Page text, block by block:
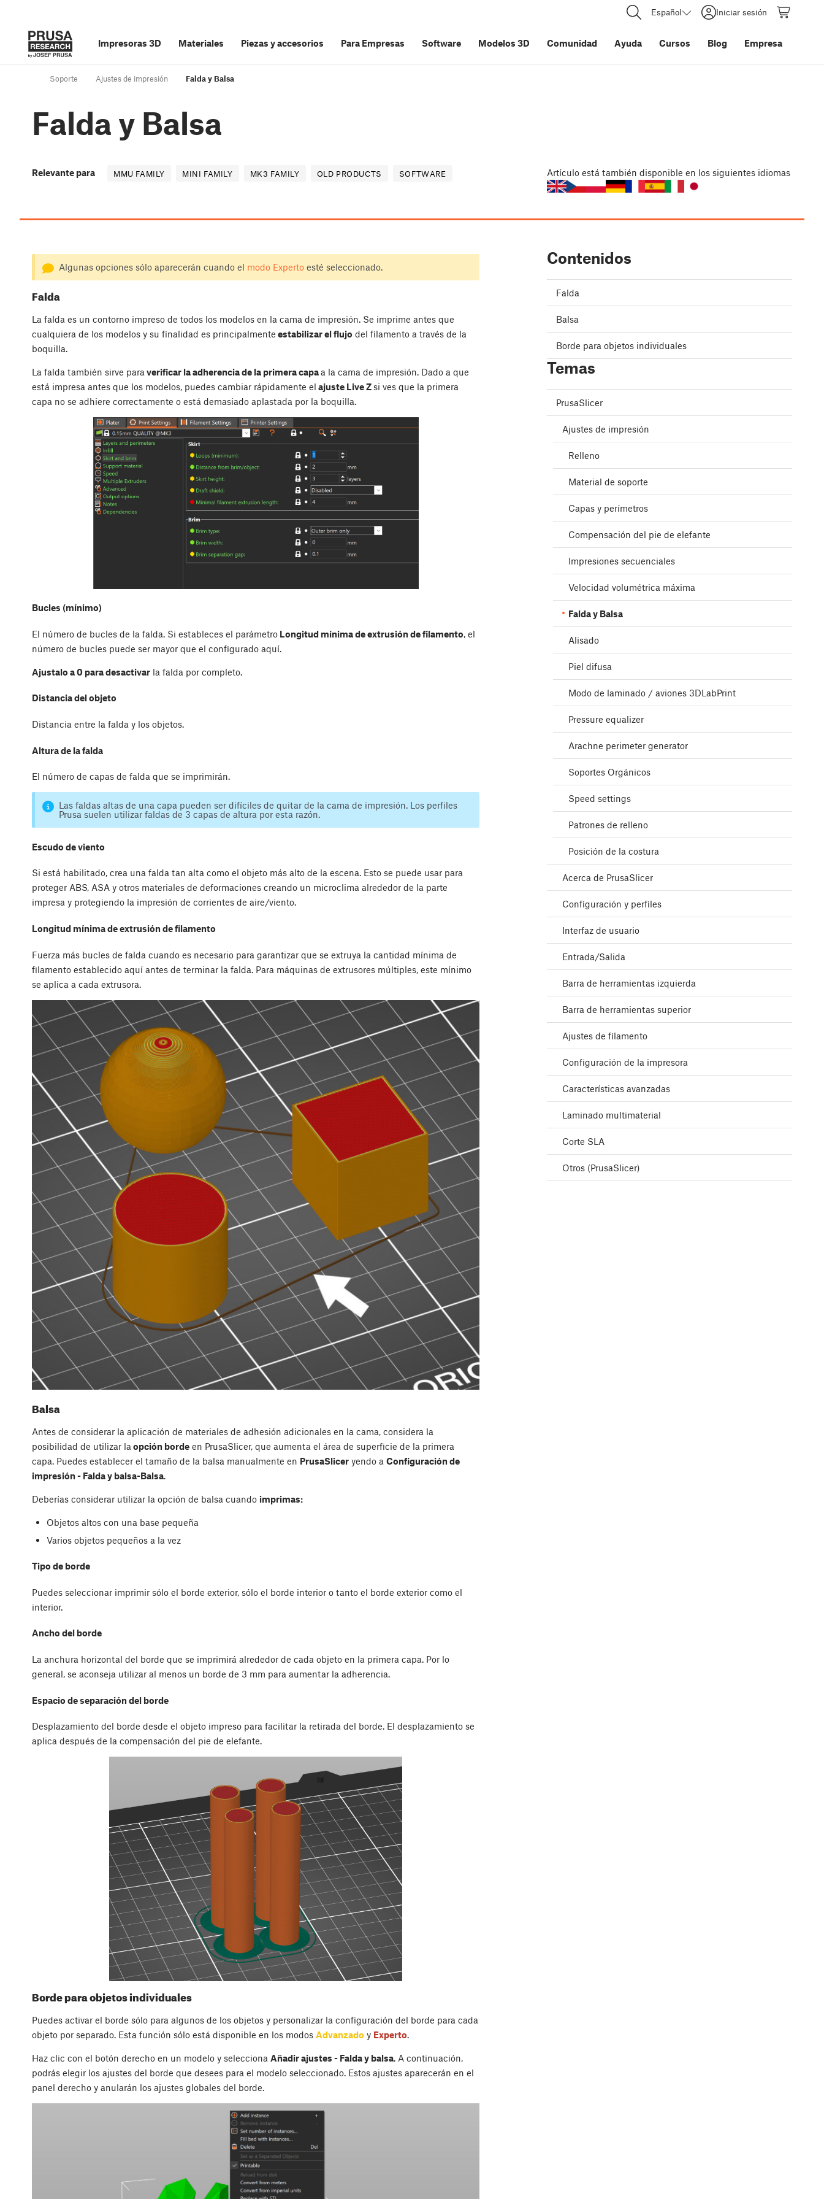
Español Iniciar sesión
Impresoras 3D Materiales Piezas y accesorios Para Empresas Software Modelos 3D Comunidad Ayuda Cursos Blog Empresa
Soporte Ajustes de impresión Falda y Balsa
Falda y Balsa
Relevante para MMU FAMILY MINI FAMILY MK3 FAMILY OLD PRODUCTS SOFTWARE Artículo está también disponible en los siguientes idiomas
Algunas opciones sólo aparecerán cuando el modo Expertoesté seleccionado.
Falda
La falda es un contorno impreso de todos los modelos en la cama de impresión. Se imprime antes que
cualquiera de los modelos y su finalidad es principalmente estabilizar el flujo del filamento a través de la
boquilla.
La falda también sirve para verificar la adherencia de la primera capaa la cama de impresión. Dado a que
está impresa antes que los modelos, puedes cambiar rápidamente el ajuste Live Zsi ves que la primera
capa no se adhiere correctamente o está demasiado aplastada por la boquilla.
Bucles (mínimo)
El número de bucles de la falda. Si estableces el parámetro Longitud mínima de extrusión de filamento, el
número de bucles puede ser mayor que el configurado aquí.
Ajustalo a 0 para desactivar la falda por completo.
Distancia del objeto
Distancia entre la falda y los objetos.
Altura de la falda
El número de capas de falda que se imprimirán.
Las faldas altas de una capa pueden ser difíciles de quitar de la cama de impresión. Los perfiles
Prusa suelen utilizar faldas de 3 capas de altura por esta razón.
Escudo de viento
Si está habilitado, crea una falda tan alta como el objeto más alto de la escena. Esto se puede usar para
proteger ABS, ASA y otros materiales de deformaciones creando un microclima alrededor de la parte
impresa y protegiendo la impresión de corrientes de aire/viento.
Longitud mínima de extrusión de filamento
Fuerza más bucles de falda cuando es necesario para garantizar que se extruya la cantidad mínima de
filamento establecido aquí antes de terminar la falda. Para máquinas de extrusores múltiples, este mínimo
se aplica a cada extrusora.
Balsa
Antes de considerar la aplicación de materiales de adhesión adicionales en la cama, considera la
posibilidad de utilizar la opción borde en PrusaSlicer, que aumenta el área de superficie de la primera
capa. Puedes establecer el tamaño de la balsa manualmente en PrusaSlicer yendo a Configuración de
impresión - Falda y balsa-Balsa.
Deberías considerar utilizar la opción de balsa cuando imprimas:
Objetos altos con una base pequeña
Varios objetos pequeños a la vez
Tipo de borde
Puedes seleccionar imprimir sólo el borde exterior, sólo el borde interior o tanto el borde exterior como el
interior.
Ancho del borde
La anchura horizontal del borde que se imprimirá alrededor de cada objeto en la primera capa. Por lo
general, se aconseja utilizar al menos un borde de 3 mm para aumentar la adherencia.
Espacio de separación del borde
Desplazamiento del borde desde el objeto impreso para facilitar la retirada del borde. El desplazamiento se
aplica después de la compensación del pie de elefante.
Borde para objetos individuales
Puedes activar el borde sólo para algunos de los objetos y personalizar la configuración del borde para cada
objeto por separado. Esta función sólo está disponible en los modos Advanzado y Experto.
Haz clic con el botón derecho en un modelo y selecciona Añadir ajustes - Falda y balsa. A continuación,
podrás elegir los ajustes del borde que desees para el modelo seleccionado. Estos ajustes aparecerán en el
panel derecho y anularán los ajustes globales del borde.
Contenidos
Falda
Balsa
Borde para objetos individuales
Temas
PrusaSlicer
Ajustes de impresión
Relleno
Material de soporte
Capas y perímetros
Compensación del pie de elefante
Impresiones secuenciales
Velocidad volumétrica máxima
Falda y Balsa
Alisado
Piel difusa
Modo de laminado / aviones 3DLabPrint
Pressure equalizer
Arachne perimeter generator
Soportes Orgánicos
Speed settings
Patrones de relleno
Posición de la costura
Acerca de PrusaSlicer
Configuración y perfiles
Interfaz de usuario
Entrada/Salida
Barra de herramientas izquierda
Barra de herramientas superior
Ajustes de filamento
Configuración de la impresora
Características avanzadas
Laminado multimaterial
Corte SLA
Otros (PrusaSlicer)